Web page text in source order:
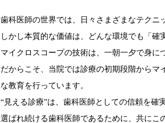
歯科医師の世界では、日々さまざまなテクニ
しかし本質的な価値は、どんな環境でも「確
マイクロスコープの技術は、一朝一夕で身に
だからこそ、当院では診療の初期段階から
な教育を行っています。
“見える診療”は、歯科医師としての信頼を確
選ばれ続ける歯科医師であるために、共にこ